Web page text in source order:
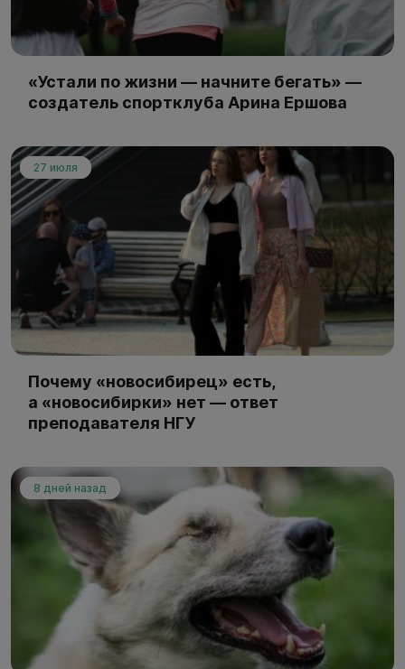
«Устали по жизни — начните бегать» —
создатель спортклуба Арина Ершова
27 июля
Почему «новосибирец» есть,
а «новосибирки» нет — ответ
преподавателя НГУ
8 дней назад